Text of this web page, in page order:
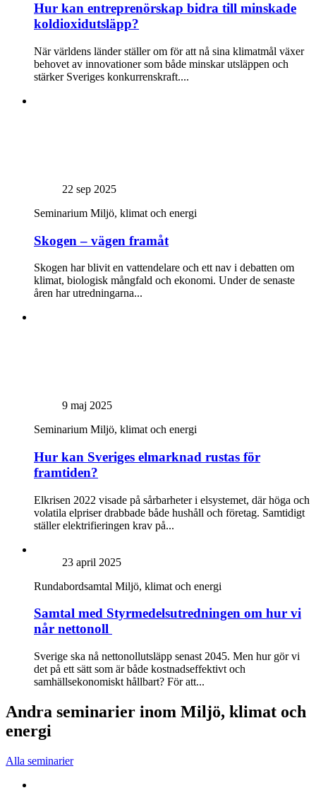
Hur kan entreprenörskap bidra till minskade
koldioxidutsläpp?
När världens länder ställer om för att nå sina klimatmål växer
behovet av innovationer som både minskar utsläppen och
stärker Sveriges konkurrenskraft....
22 sep 2025
Seminarium Miljö, klimat och energi
Skogen – vägen framåt
Skogen har blivit en vattendelare och ett nav i debatten om
klimat, biologisk mångfald och ekonomi. Under de senaste
åren har utredningarna...
9 maj 2025
Seminarium Miljö, klimat och energi
Hur kan Sveriges elmarknad rustas för
framtiden?
Elkrisen 2022 visade på sårbarheter i elsystemet, där höga och
volatila elpriser drabbade både hushåll och företag. Samtidigt
ställer elektrifieringen krav på...
23 april 2025
Rundabordsamtal Miljö, klimat och energi
Samtal med Styrmedelsutredningen om hur vi
når nettonoll
Sverige ska nå nettonollutsläpp senast 2045. Men hur gör vi
det på ett sätt som är både kostnadseffektivt och
samhällsekonomiskt hållbart? För att...
Andra seminarier inom Miljö, klimat och
energi
Alla seminarier